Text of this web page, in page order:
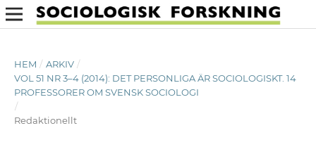
HEM / ARKIV /
VOL 51 NR 3–4 (2014): DET PERSONLIGA ÄR SOCIOLOGISKT. 14
PROFESSORER OM SVENSK SOCIOLOGI
/
Redaktionellt